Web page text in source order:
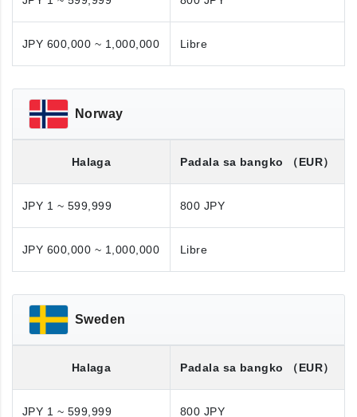
JPY 600,000 ~ 1,000,000 Libre
Norway
Halaga Padala sa bangko （EUR）
JPY 1 ~ 599,999 800 JPY
JPY 600,000 ~ 1,000,000 Libre
Sweden
Halaga Padala sa bangko （EUR）
JPY 1 ~ 599,999 800 JPY